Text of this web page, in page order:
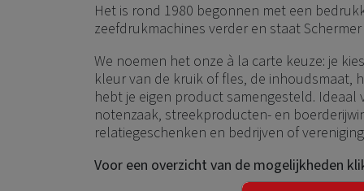
Het is rond 1980 begonnen met een
zeefdrukmachines verder en staat
We noemen het onze à la carte keuze: je
kleur van de kruik of fles, de inhoudsmaat,
hebt je eigen product samengesteld.
notenzaak, streekproducten- en
relatiegeschenken en bedrijven of
Voor een overzicht van de mogelijkheden